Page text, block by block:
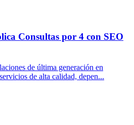
Consultas por 4 con SEO
de última generación en
de alta calidad, depen...